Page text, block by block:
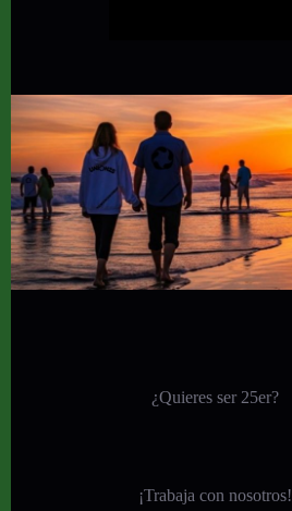
¿Quieres ser 25er?
¡Trabaja con nosotros!